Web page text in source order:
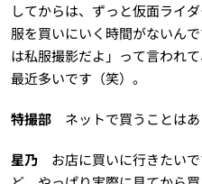
してからは、ずっと仮面ライ
服を買いにいく時間がないん
は私服撮影だよ」って言われ
最近多いです（笑）。
特撮部ネットで買うことはあ
星乃お店に買いに行きたいで